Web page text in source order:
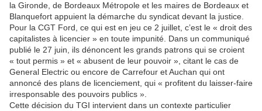
la Gironde, de Bordeaux Métropole et les maires de Bordeaux et
Blanquefort appuient la démarche du syndicat devant la justice.
Pour la CGT Ford, ce qui est en jeu ce 2 juillet, c’est le « droit des
capitalistes à licencier » en toute impunité. Dans un communiqué
publié le 27 juin, ils dénoncent les grands patrons qui se croient
« tout permis » et « abusent de leur pouvoir », citant le cas de
General Electric ou encore de Carrefour et Auchan qui ont
annoncé des plans de licenciement, qui « profitent du laisser-faire
irresponsable des pouvoirs publics ».
Cette décision du TGI intervient dans un contexte particulier